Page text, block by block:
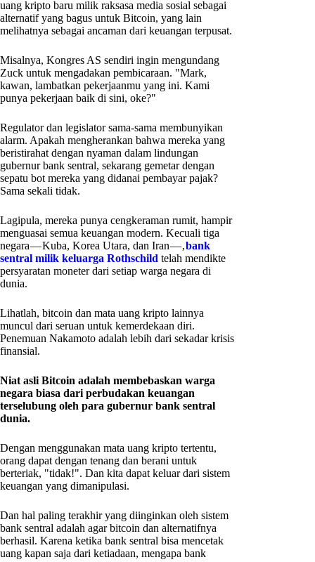
uang kripto baru milik raksasa media sosial sebagai
alternatif yang bagus untuk Bitcoin, yang lain
melihatnya sebagai ancaman dari keuangan terpusat.
Misalnya, Kongres AS sendiri ingin mengundang
Zuck untuk mengadakan pembicaraan. "Mark,
kawan, lambatkan pekerjaanmu yang ini. Kami
punya pekerjaan baik di sini, oke?"
Regulator dan legislator sama-sama membunyikan
alarm. Apakah mengherankan bahwa mereka yang
beristirahat dengan nyaman dalam lindungan
gubernur bank sentral, sekarang gemetar dengan
sepatu bot mereka yang didanai pembayar pajak?
Sama sekali tidak.
Lagipula, mereka punya cengkeraman rumit, hampir
menguasai semua keuangan modern. Kecuali tiga
negara — Kuba, Korea Utara, dan Iran — ,bank
sentral milik keluarga Rothschild telah mendikte
persyaratan moneter dari setiap warga negara di
dunia.
Lihatlah, bitcoin dan mata uang kripto lainnya
muncul dari seruan untuk kemerdekaan diri.
Penemuan Nakamoto adalah lebih dari sekadar krisis
finansial.
Niat asli Bitcoin adalah membebaskan warga
negara biasa dari perbudakan keuangan
terselubung oleh para gubernur bank sentral
dunia.
Dengan menggunakan mata uang kripto tertentu,
orang dapat dengan tenang dan berani untuk
berteriak, "tidak!". Dan kita dapat keluar dari sistem
keuangan yang dimanipulasi.
Dan hal paling terakhir yang diinginkan oleh sistem
bank sentral adalah agar bitcoin dan alternatifnya
berhasil. Karena ketika bank sentral bisa mencetak
uang kapan saja dari ketiadaan, mengapa bank